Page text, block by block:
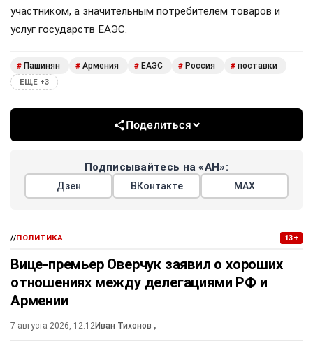
участником, а значительным потребителем товаров и
услуг государств ЕАЭС.
# Пашинян # Армения # ЕАЭС # Россия # поставки
ЕЩЕ +3
Поделиться
Подписывайтесь на «АН»:
Дзен ВКонтакте МАХ
//ПОЛИТИКА 13+
Вице-премьер Оверчук заявил о хороших
отношениях между делегациями РФ и
Армении
7 августа 2026, 12:12Иван Тихонов ,